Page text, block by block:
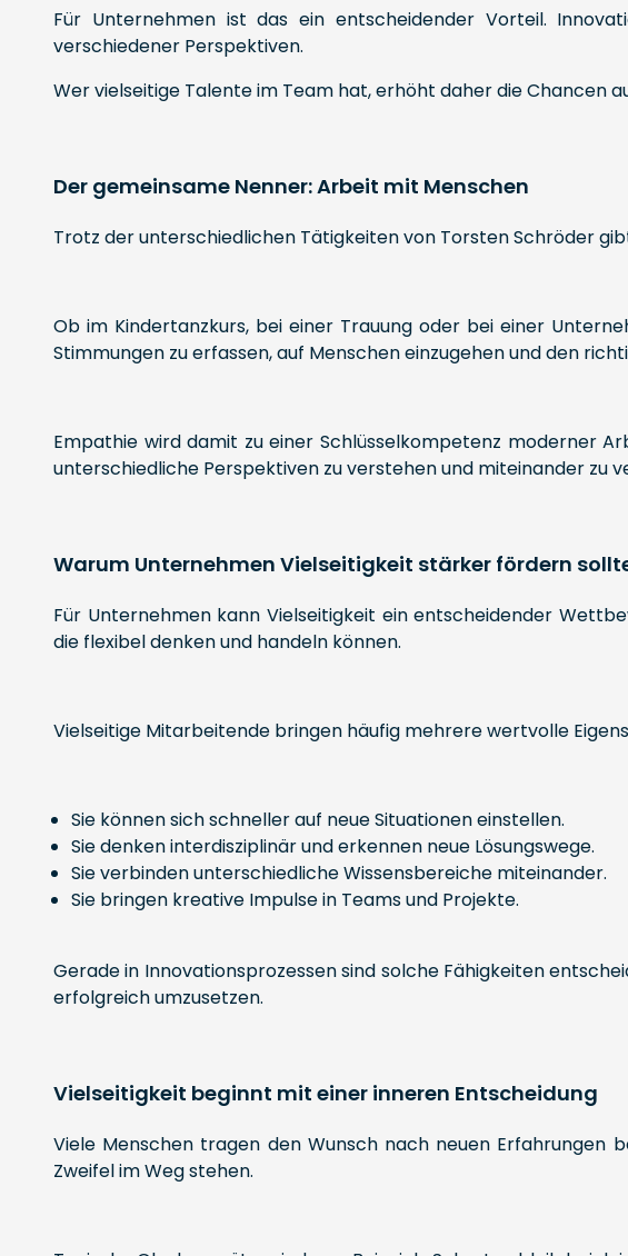
Für Unternehmen ist das ein entscheidender Vorteil.
verschiedener Perspektiven.
Wer vielseitige Talente im Team hat, erhöht daher die Chancen
Der gemeinsame Nenner: Arbeit mit Menschen
Trotz der unterschiedlichen Tätigkeiten von Torsten Schröder
Ob im Kindertanzkurs, bei einer Trauung oder bei einer
Stimmungen zu erfassen, auf Menschen einzugehen und den
Empathie wird damit zu einer Schlüsselkompetenz moderner
unterschiedliche Perspektiven zu verstehen und miteinander zu
Warum Unternehmen Vielseitigkeit stärker fördern
Für Unternehmen kann Vielseitigkeit ein entscheidender
die flexibel denken und handeln können.
Vielseitige Mitarbeitende bringen häufig mehrere wertvolle
Sie können sich schneller auf neue Situationen einstellen.
Sie denken interdisziplinär und erkennen neue Lösungswege.
Sie verbinden unterschiedliche Wissensbereiche miteinander.
Sie bringen kreative Impulse in Teams und Projekte.
Gerade in Innovationsprozessen sind solche Fähigkeiten
erfolgreich umzusetzen.
Vielseitigkeit beginnt mit einer inneren Entscheidung
Viele Menschen tragen den Wunsch nach neuen
Zweifel im Weg stehen.